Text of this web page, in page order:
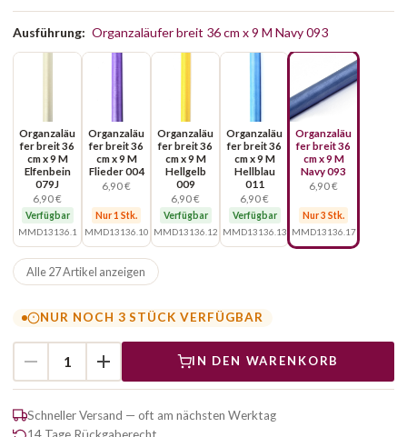
Ausführung: Organzaläufer breit 36 cm x 9 M Navy 093
Organzaläu
fer breit 36
cm x 9 M
Elfenbein
079J
6,90 €
Verfügbar
MMD13136.1
Organzaläu
fer breit 36
cm x 9 M
Flieder 004
6,90 €
Nur 1 Stk.
MMD13136.10
Organzaläu
fer breit 36
cm x 9 M
Hellgelb
009
6,90 €
Verfügbar
MMD13136.12
Organzaläu
fer breit 36
cm x 9 M
Hellblau
011
6,90 €
Verfügbar
MMD13136.13
Organzaläu
fer breit 36
cm x 9 M
Navy 093
6,90 €
Nur 3 Stk.
MMD13136.17
Alle 27 Artikel anzeigen
NUR NOCH 3 STÜCK VERFÜGBAR
IN DEN WARENKORB
Schneller Versand — oft am nächsten Werktag
14 Tage Rückgaberecht